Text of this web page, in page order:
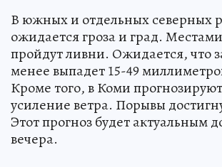
В южных и отдельных северных
ожидается гроза и град.
пройдут ливни. Ожидается, что
менее выпадет 15-49
Кроме того, в Коми
усиление ветра. Порывы
Этот прогноз будет актуальным
вечера.